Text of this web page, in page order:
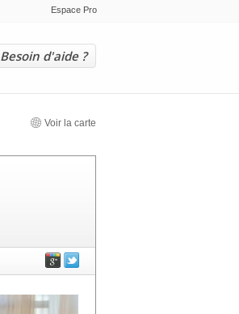
Espace Pro
Besoin d'aide ?
Voir la carte